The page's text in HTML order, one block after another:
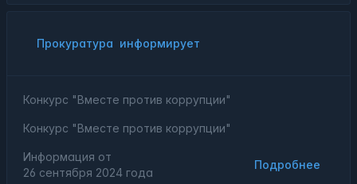
Прокуратура информирует
Конкурс "Вместе против коррупции"
Конкурс "Вместе против коррупции"
Подробнее
Информация от
26 сентября 2024 года